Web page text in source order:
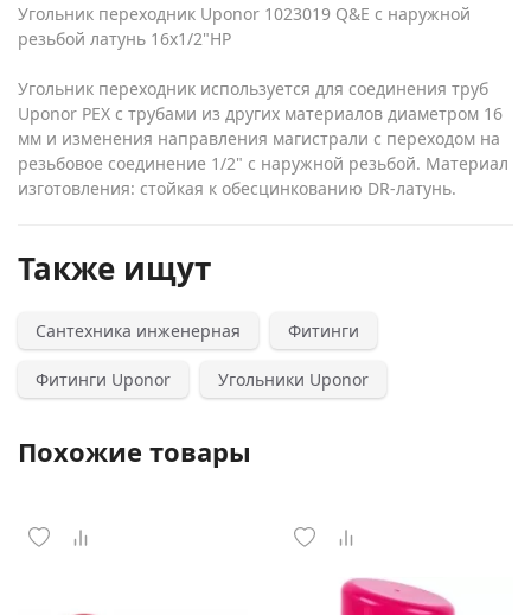
Угольник переходник Uponor 1023019 Q&E с наружной
резьбой латунь 16x1/2"НР
Угольник переходник используется для соединения труб
Uponor PEX с трубами из других материалов диаметром 16
мм и изменения направления магистрали с переходом на
резьбовое соединение 1/2" с наружной резьбой. Материал
изготовления: стойкая к обесцинкованию DR-латунь.
Также ищут
Сантехника инженерная Фитинги
Фитинги Uponor Угольники Uponor
Похожие товары